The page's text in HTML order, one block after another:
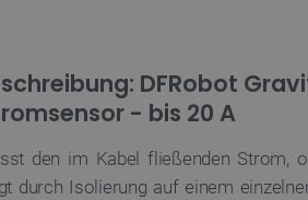
DFRobot
- bis 20 A
den im Kabel fließenden Strom,
durch Isolierung auf einem